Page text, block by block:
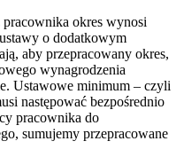
okres wynosi
o dodatkowym
aby przepracowany okres,
wynagrodzenia
Ustawowe minimum – czyli
następować bezpośrednio
pracownika do
sumujemy przepracowane